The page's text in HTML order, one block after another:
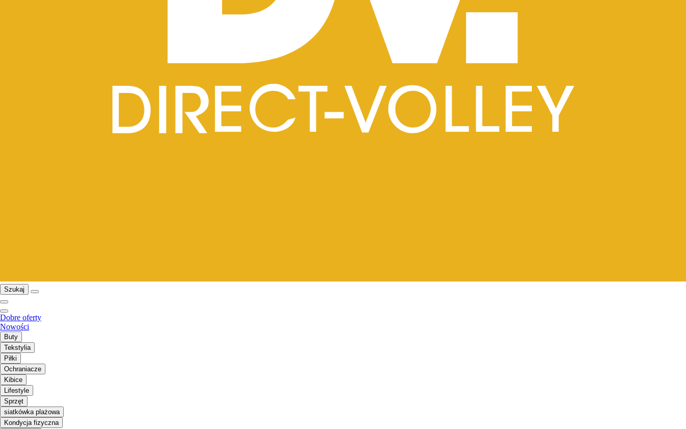
Szukaj
Dobre oferty
Nowości
Buty
Tekstylia
Piłki
Ochraniacze
Kibice
Lifestyle
Sprzęt
siatkówka plażowa
Kondycja fizyczna